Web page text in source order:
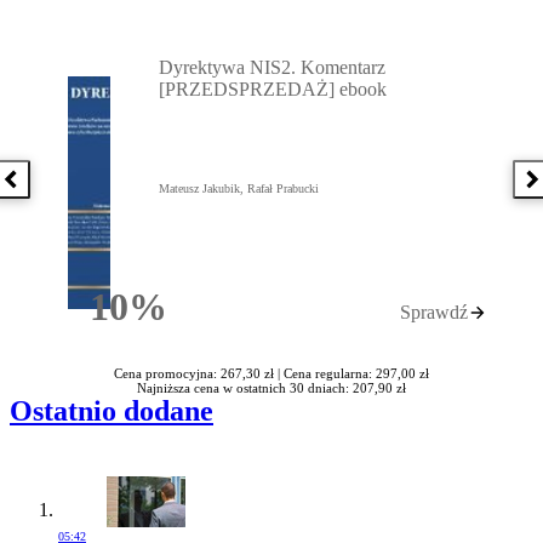
Poprzednia książka
10%Rabatu
Dyrektywa NIS2. Komentarz
[PRZEDSPRZEDAŻ] ebook
Mateusz Jakubik, Rafał Prabucki
Sprawdź
Cena promocyjna: 267,30 zł | Cena regularna: 297,00 zł
Najniższa cena w ostatnich 30 dniach: 207,90 zł
Ostatnio dodane
05:42